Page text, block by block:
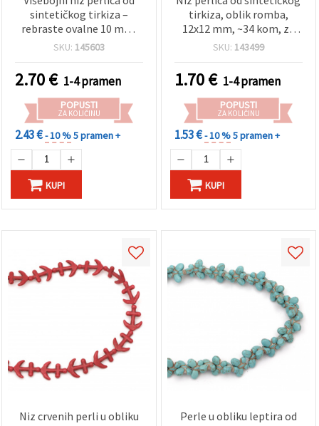
sintetičkog tirkiza –
rebraste ovalne 10 mm,
cca 38 kom, mix boja
za izradu nakita,
narukvica i ogrlica
SKU: 145603
2.70€ 1-4 pramen
POPUSTI
ZA KOLIČINU
2.43 €- 10 %5 pramen +
KUPI
tirkiza, oblik romba,
12x12 mm, ~34 kom, za
izradu nakita
SKU: 143499
1.70€ 1-4 pramen
POPUSTI
ZA KOLIČINU
1.53 €- 10 %5 pramen +
KUPI
Niz crvenih perli u obliku
Perle u obliku leptira od